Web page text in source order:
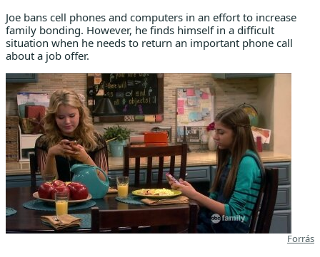
Joe bans cell phones and computers in an effort to increase
family bonding. However, he finds himself in a difficult
situation when he needs to return an important phone call
about a job offer.
Forrás